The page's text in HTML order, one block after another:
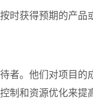
时获得预期的产
者。他们对项目
制和资源优化来提